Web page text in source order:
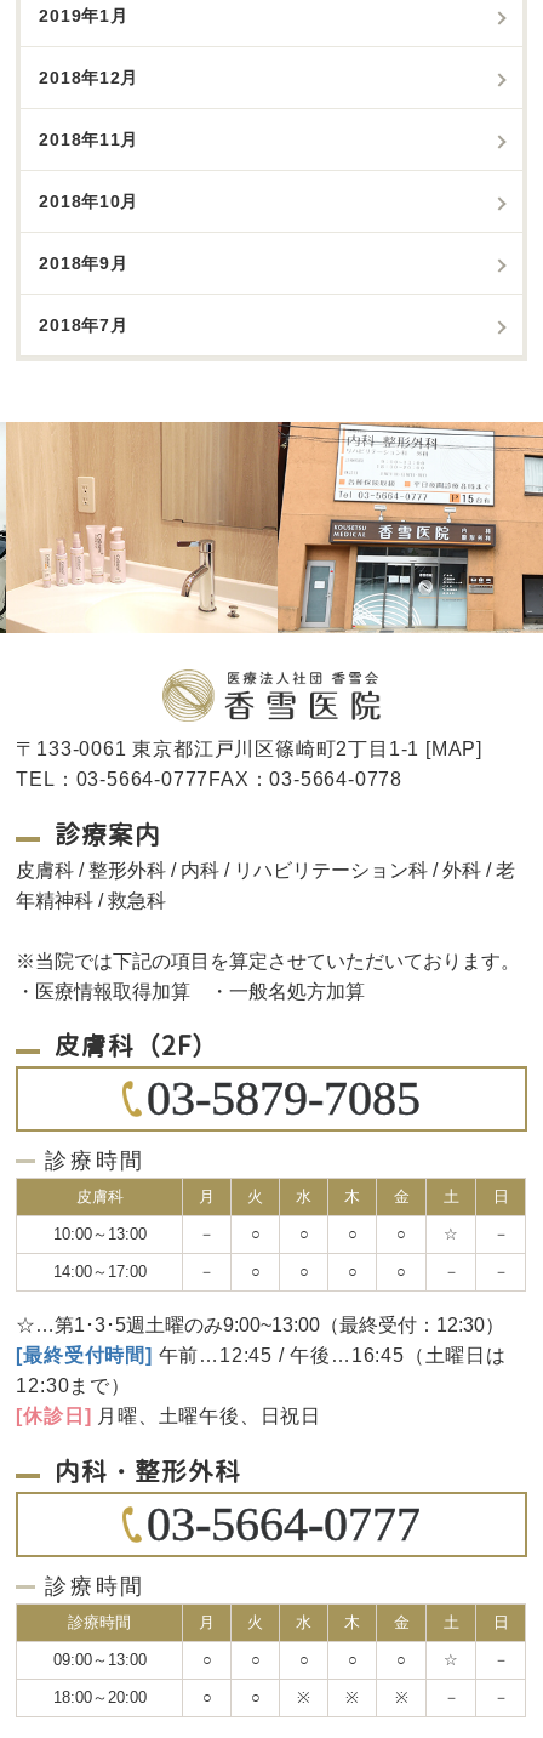
2019年1月
2018年12月
2018年11月
2018年10月
2018年9月
2018年7月
〒133-0061 東京都江戸川区篠崎町2丁目1-1 [MAP]
TEL：03-5664-0777FAX：03-5664-0778
診療案内
皮膚科 / 整形外科 / 内科 / リハビリテーション科 / 外科 / 老
年精神科 / 救急科
※当院では下記の項目を算定させていただいております。
・医療情報取得加算 ・一般名処方加算
皮膚科（2F）
03-5879-7085
診療時間
皮膚科 月 火 水 木 金 土 日
10:00～13:00 － ○ ○ ○ ○ ☆ －
14:00～17:00 － ○ ○ ○ ○ － －
☆…第1･3･5週土曜のみ9:00~13:00（最終受付：12:30）
[最終受付時間] 午前…12:45 / 午後…16:45（土曜日は
12:30まで）
[休診日] 月曜、土曜午後、日祝日
内科・整形外科
03-5664-0777
診療時間
診療時間 月 火 水 木 金 土 日
09:00～13:00 ○ ○ ○ ○ ○ ☆ －
18:00～20:00 ○ ○ ※ ※ ※ － －